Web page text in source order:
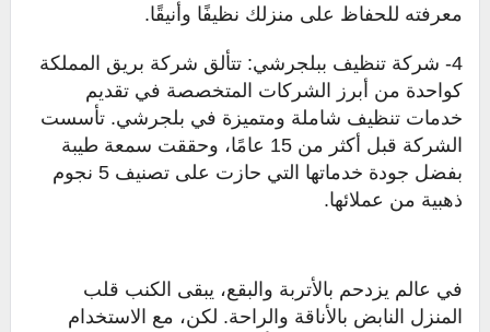
معرفته للحفاظ على منزلك نظيفًا وأنيقًا.
4- شركة تنظيف ببلجرشي: تتألق شركة بريق المملكة
كواحدة من أبرز الشركات المتخصصة في تقديم
خدمات تنظيف شاملة ومتميزة في بلجرشي. تأسست
الشركة قبل أكثر من 15 عامًا، وحققت سمعة طيبة
بفضل جودة خدماتها التي حازت على تصنيف 5 نجوم
ذهبية من عملائها.
في عالم يزدحم بالأتربة والبقع، يبقى الكنب قلب
المنزل النابض بالأناقة والراحة. لكن، مع الاستخدام